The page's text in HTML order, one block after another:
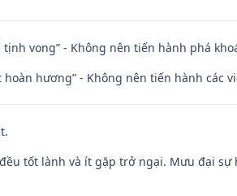
tịnh vong” - Không nên tiến hành phá
hoàn hương” - Không nên tiến hành
tốt lành và ít gặp trở ngại. Mưu đại